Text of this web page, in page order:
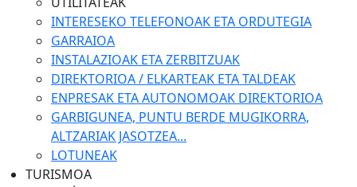
INTERESEKO TELEFONOAK ETA ORDUTEGIA
GARRAIOA
INSTALAZIOAK ETA ZERBITZUAK
DIREKTORIOA / ELKARTEAK ETA TALDEAK
ENPRESAK ETA AUTONOMOAK DIREKTORIOA
GARBIGUNEA, PUNTU BERDE MUGIKORRA,
ALTZARIAK JASOTZEA...
LOTUNEAK
TURISMOA